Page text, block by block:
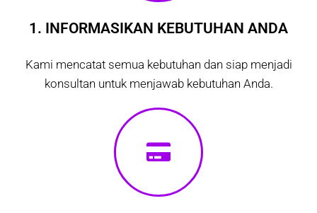
1. INFORMASIKAN KEBUTUHAN ANDA
Kami mencatat semua kebutuhan dan siap menjadi
konsultan untuk menjawab kebutuhan Anda.